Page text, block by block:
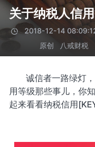
关于纳税人信
2018-12-14
原创
八戒财税
诚信者一路绿灯
用等级那些事儿，你
起来看看纳税信用